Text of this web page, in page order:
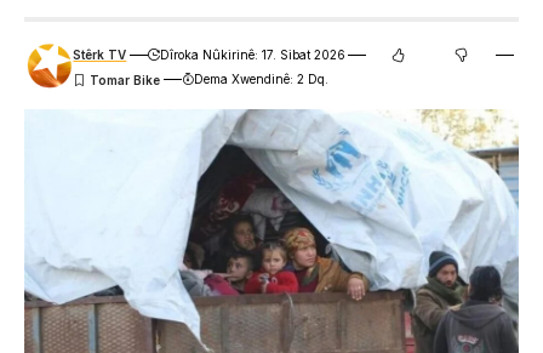
Stêrk TV
Dîroka Nûkirinê: 17. Sibat 2026
Dema Xwendinê: 2 Dq.